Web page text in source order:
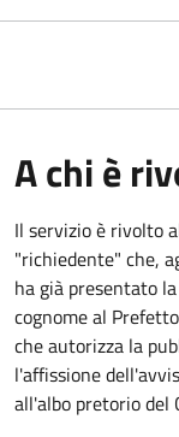
A chi è
Il servizio è rivolto
"richiedente" che,
ha già presentato
cognome al
che autorizza la
l'affissione
all'albo pretorio del